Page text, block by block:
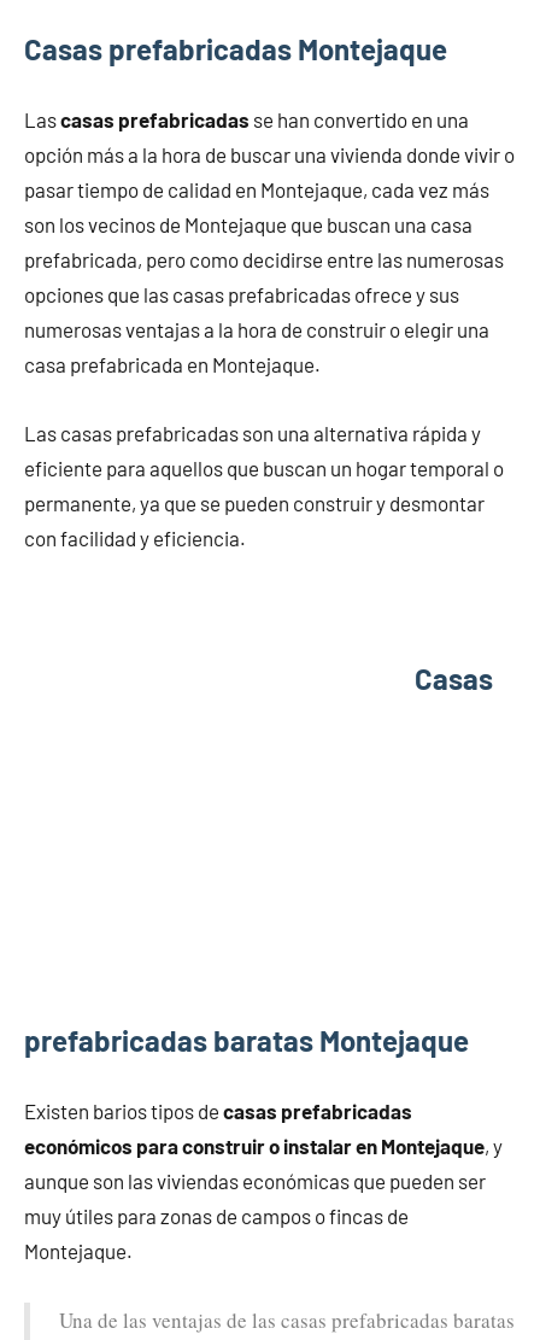
Casas prefabricadas Montejaque
Lascasas prefabricadas se han convertido en una
opción más a la hora de buscar una vivienda donde vivir o
pasar tiempo de calidad en Montejaque, cada vez más
son los vecinos de Montejaque que buscan una casa
prefabricada, pero como decidirse entre las numerosas
opciones que las casas prefabricadas ofrece y sus
numerosas ventajas a la hora de construir o elegir una
casa prefabricada en Montejaque.
Las casas prefabricadas son una alternativa rápida y
eficiente para aquellos que buscan un hogar temporal o
permanente, ya que se pueden construir y desmontar
con facilidad y eficiencia.
Casas
prefabricadas baratas Montejaque
Existen barios tipos de casas prefabricadas
económicos para construir o instalar en Montejaque, y
aunque son las viviendas económicas que pueden ser
muy útiles para zonas de campos o fincas de
Montejaque.
Una de las ventajas de las casas prefabricadas baratas